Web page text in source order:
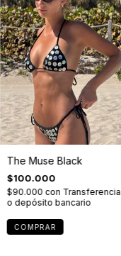
The Muse Black
$100.000
$90.000 con Transferencia
o depósito bancario
COMPRAR